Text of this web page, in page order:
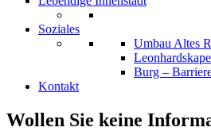
Soziales
Umbau Altes
Burg –
Kontakt
Wollen Sie keine